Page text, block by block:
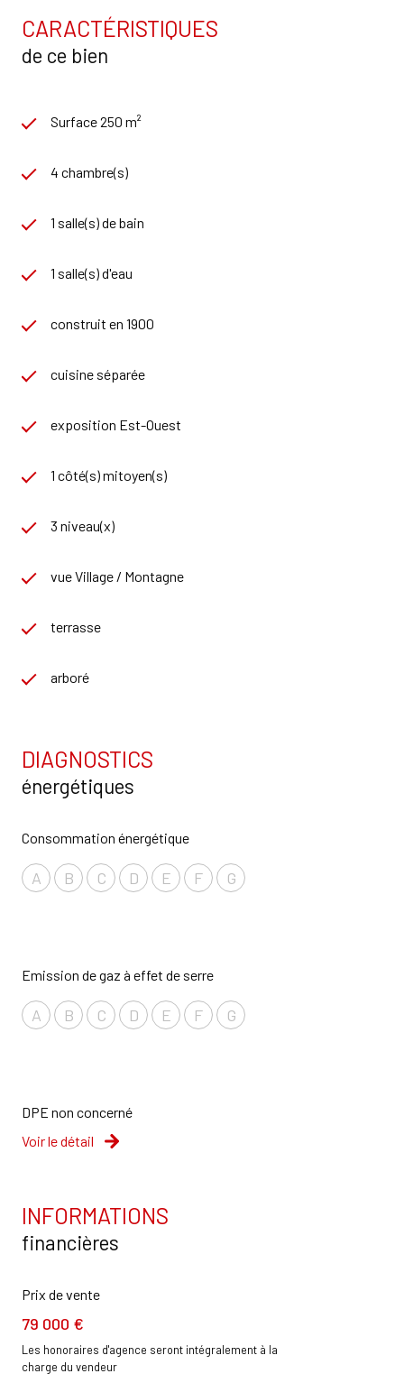
CARACTÉRISTIQUES
de ce bien
Surface 250 m²
4 chambre(s)
1 salle(s) de bain
1 salle(s) d'eau
construit en 1900
cuisine séparée
exposition Est-Ouest
1 côté(s) mitoyen(s)
3 niveau(x)
vue Village / Montagne
terrasse
arboré
DIAGNOSTICS
énergétiques
Consommation énergétique
A B C D E F G
Emission de gaz à effet de serre
A B C D E F G
DPE non concerné
Voir le détail
INFORMATIONS
financières
Prix de vente
79 000 €
Les honoraires d'agence seront intégralement à la
charge du vendeur